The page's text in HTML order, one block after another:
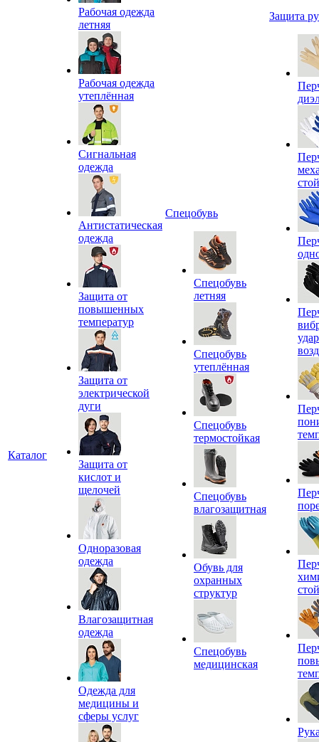
Каталог
Рабочая одежда
летняя
Рабочая одежда
утеплённая
Сигнальная
одежда
Антистатическая
одежда
Защита от
повышенных
температур
Защита от
электрической
дуги
Защита от
кислот и
щелочей
Одноразовая
одежда
Влагозащитная
одежда
Одежда для
медицины и
сферы услуг
Спецобувь
Спецобувь
летняя
Спецобувь
утеплённая
Спецобувь
термостойкая
Спецобувь
влагозащитная
Обувь для
охранных
структур
Спецобувь
медицинская
Защита